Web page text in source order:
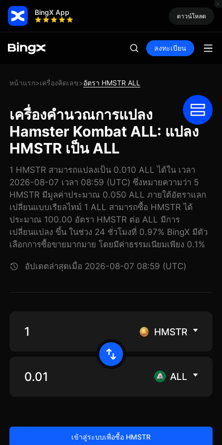
BingX App ดาวน์โหลด
ลงทะเบียน
หน้าแรก>เครื่องคิดเลข>อัตรา HMSTR ALL
เครื่องคำนวณการแปลง
Hamster Kombat ALL: แปลง
HMSTR เป็น ALL
1 HMSTR สามารถแปลงเป็น 0.010 ALL ได้ใน เวลา
2026-08-07 เวลา 08:59 (UTC) ซึ่งหมายความว่า 5
HMSTR มีมูลค่าประมาณ 0.050 ALL ภายใต้อัตราแลก
เปลี่ยนแบบเรียลไทม์ 1 ALL สามารถซื้อ HMSTR ได้
ประมาณ 100.00 อัตรา HMSTR ต่อ ALL มีการ
เปลี่ยนแปลง ขึ้น ในช่วง 24 ชั่วโมงที่ 0.97% BingX มีตัว
เลือกการซื้อขายมากมาย โดยมีค่าธรรมเนียมเพียง 0.1%
อัปเดตล่าสุดเมื่อ 2026-08-07 08:59 (UTC)
HMSTR
ALL
เข้าสู่ระบบเพื่อซื้อ HMSTR